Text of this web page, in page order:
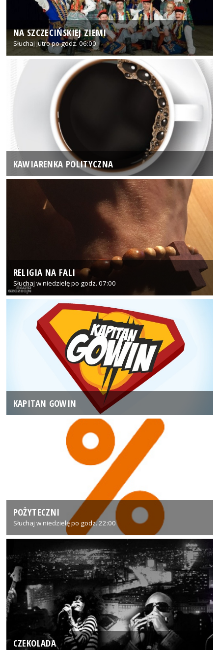
NA SZCZECIŃSKIEJ ZIEMI
Słuchaj jutro po godz. 06:00
KAWIARENKA POLITYCZNA
RELIGIA NA FALI
Słuchaj w niedzielę po godz. 07:00
KAPITAN GOWIN
POŻYTECZNI
Słuchaj w niedzielę po godz. 22:00
CZEKOLADA